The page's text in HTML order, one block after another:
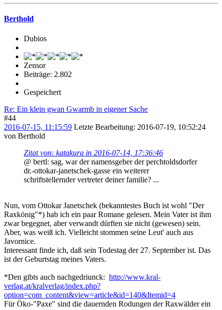
Berthold
Dubios
Zensor
Beiträge: 2.802
Gespeichert
Re: Ein klein gwan Gwarmb in eigener Sache
#44
2016-07-15, 11:15:59 Letzte Bearbeitung: 2016-07-19, 10:52:24
von Berthold
Zitat von: katakura in 2016-07-14, 17:36:46
@ bertl: sag, war der namensgeber der perchtoldsdorfer
dr.-ottokar-janetschek-gasse ein weiterer
schriftstellernder vertreter deiner familie? ...
Nun, vom Ottokar Janetschek (bekanntestes Buch ist wohl "Der
Raxkönig"*) hab ich ein paar Romane gelesen. Mein Vater ist ihm
zwar begegnet, aber verwandt dürften sie nicht (gewesen) sein.
Aber, was weiß ich. Vielleicht stommen seine Leut' auch aus
Javornice.
Interessant finde ich, daß sein Todestag der 27. September ist. Das
ist der Geburtstag meines Vaters.
*Den gibts auch nachgedriunck: http://www.kral-
verlag.at/kralverlag/index.php?
option=com_content&view=article&id=140&Itemid=4
Für Öko-"Paxe" sind die dauernden Rodungen der Raxwälder ein